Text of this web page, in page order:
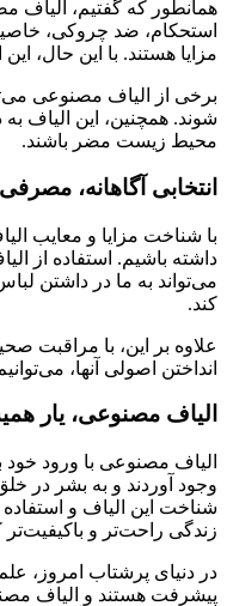
همانطور که گفتیم، الیاف
استحکام، ضد چروکی،
مزایا هستند. با این حال،
برخی از الیاف مصنوعی
شوند. همچنین، این الیاف به
محیط زیست مضر باشند.
انتخابی آگاهانه،
با شناخت مزایا و معایب
داشته باشیم. استفاده از
می‌تواند به ما در داشتن
کند.
علاوه بر این، با مراقبت
انداختن اصولی آنها،
الیاف مصنوعی، یار
الیاف مصنوعی با ورود
وجود آوردند و به بشر در
شناخت این الیاف و استفاده
زندگی راحت‌تر و
در دنیای پرشتاب امروز،
پیشرفت هستند و الیاف